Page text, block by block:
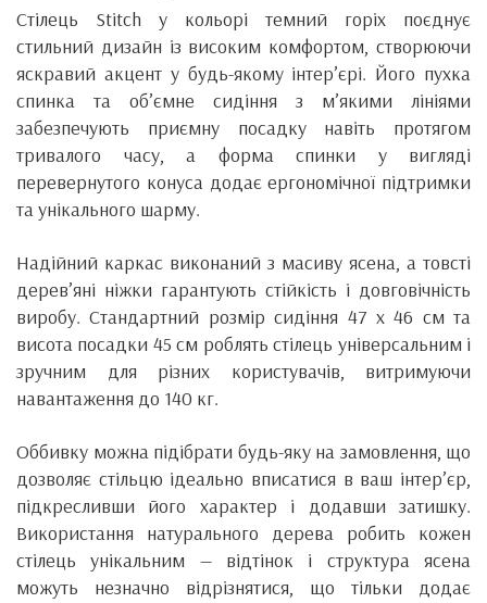
Стілець Stitch у кольорі темний горіх поєднує
стильний дизайн із високим комфортом, створюючи
яскравий акцент у будь-якому інтер’єрі. Його пухка
спинка та об’ємне сидіння з м’якими лініями
забезпечують приємну посадку навіть протягом
тривалого часу, а форма спинки у вигляді
перевернутого конуса додає ергономічної підтримки
та унікального шарму.
Надійний каркас виконаний з масиву ясена, а товсті
дерев’яні ніжки гарантують стійкість і довговічність
виробу. Стандартний розмір сидіння 47 х 46 см та
висота посадки 45 см роблять стілець універсальним і
зручним для різних користувачів, витримуючи
навантаження до 140 кг.
Оббивку можна підібрати будь-яку на замовлення, що
дозволяє стільцю ідеально вписатися в ваш інтер’єр,
підкресливши його характер і додавши затишку.
Використання натурального дерева робить кожен
стілець унікальним — відтінок і структура ясена
можуть незначно відрізнятися, що тільки додає